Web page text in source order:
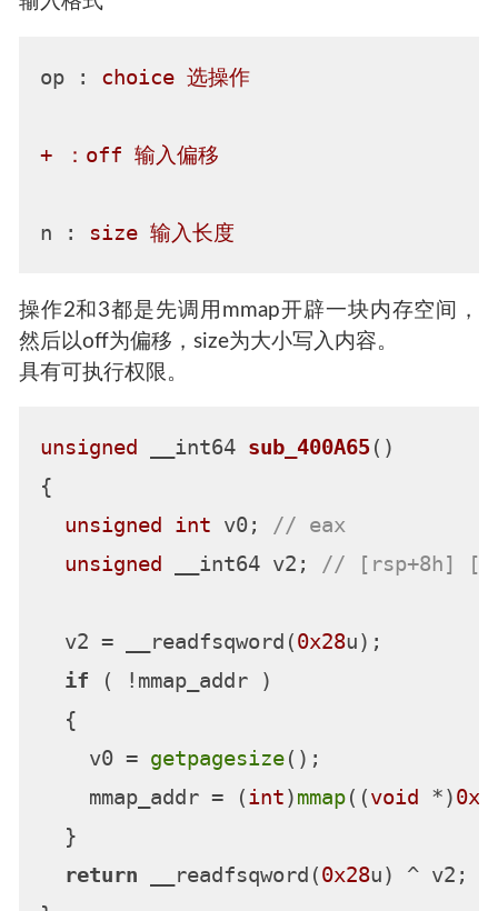
op : choice 选操作
+ ：off 输入偏移
n : size 输入长度
操作2和3都是先调用mmap开辟一块内存空间，
然后以off为偏移，size为大小写入内容。
具有可执行权限。
unsigned __int64 sub_400A65()
{
unsigned int v0; // eax
unsigned __int64 v2; // [rsp+8h]
  v2 = __readfsqword(
0x28u);
if ( !mmap_addr )
  {
    v0 =
getpagesize();
    mmap_addr = (
int)mmap((void *)
  }
return __readfsqword(0x28u) ^ v2;